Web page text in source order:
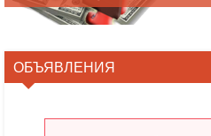
ОБЪЯВЛЕНИЯ